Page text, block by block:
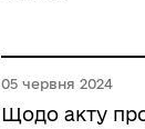
05 червня 2024
Щодо акту